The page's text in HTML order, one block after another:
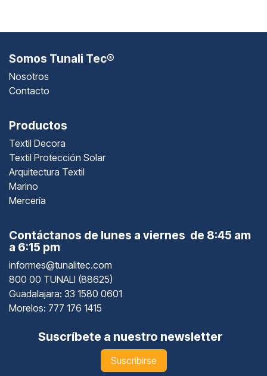
Somos Tunali Tec®
Nosotros
Contacto
Productos
Textil Decora
Textil Protección Solar
Arquitectura Textil
Marino
Mercería
Contáctanos de lunes a viernes de 8:45 am
a 6:15 pm
informes@tunalitec.com
800 00 TUNALI (88625)
Guadalajara: 33 1580 0601
Morelos: 777 176 1415
Suscríbete a nuestro newsletter
Suscribirse